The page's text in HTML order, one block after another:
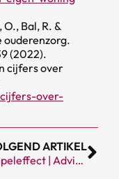
Bal, R. &
ouderenzorg.
(2022).
cijfers over
over-
ARTIKEL
Het rimpeleffect | Advies Raad voor Volksgezondheid en Samenleving